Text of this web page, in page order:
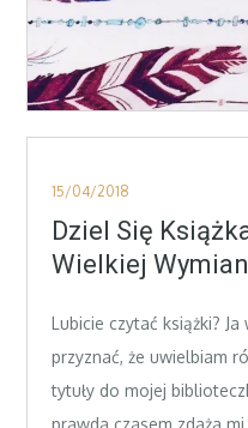
Posted
on
15/04/2018
Dziel Się
Wielkiej
Lubicie czytać książki?
przyznać, że uwielbiam
tytuły do mojej
prawda czasem zdaża